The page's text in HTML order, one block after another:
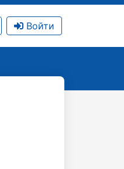
Войти